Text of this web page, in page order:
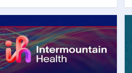
国科学院合肥物质科学研究院副院
宋云涛，中科离子董事长刘璐，总
理陈永华，副总经理丁开忠、李
、光若怀陪同。韩冰一行详细了解
科离子产业布局、经营情况，重点